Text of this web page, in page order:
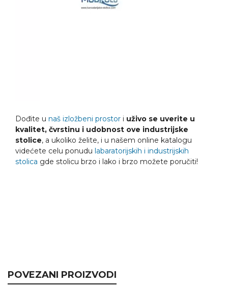
Dođite u naš izložbeni prostor i uživo se uverite u
kvalitet, čvrstinu i udobnost ove industrijske
stolice, a ukoliko želite, i u našem online katalogu
videćete celu ponudu labaratorijskih i industrijskih
stolica gde stolicu brzo i lako i brzo možete poručiti!
POVEZANI PROIZVODI